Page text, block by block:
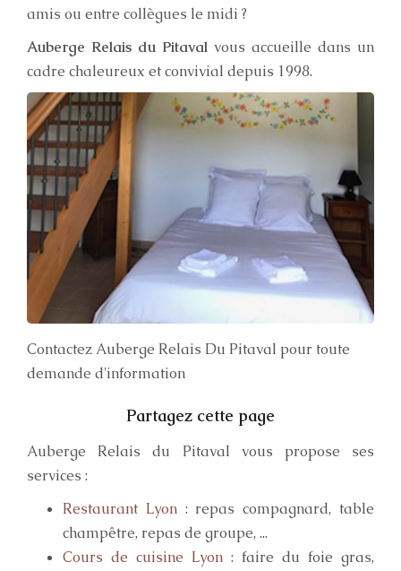
amis ou entre collègues le midi ?
Auberge Relais du Pitaval vous accueille dans un
cadre chaleureux et convivial depuis 1998.
Contactez Auberge Relais Du Pitaval pour toute
demande d'information
Auberge Relais du Pitaval vous propose ses
services :
Restaurant Lyon: repas compagnard, table
champêtre, repas de groupe, ...
Cours de cuisine Lyon : faire du foie gras,